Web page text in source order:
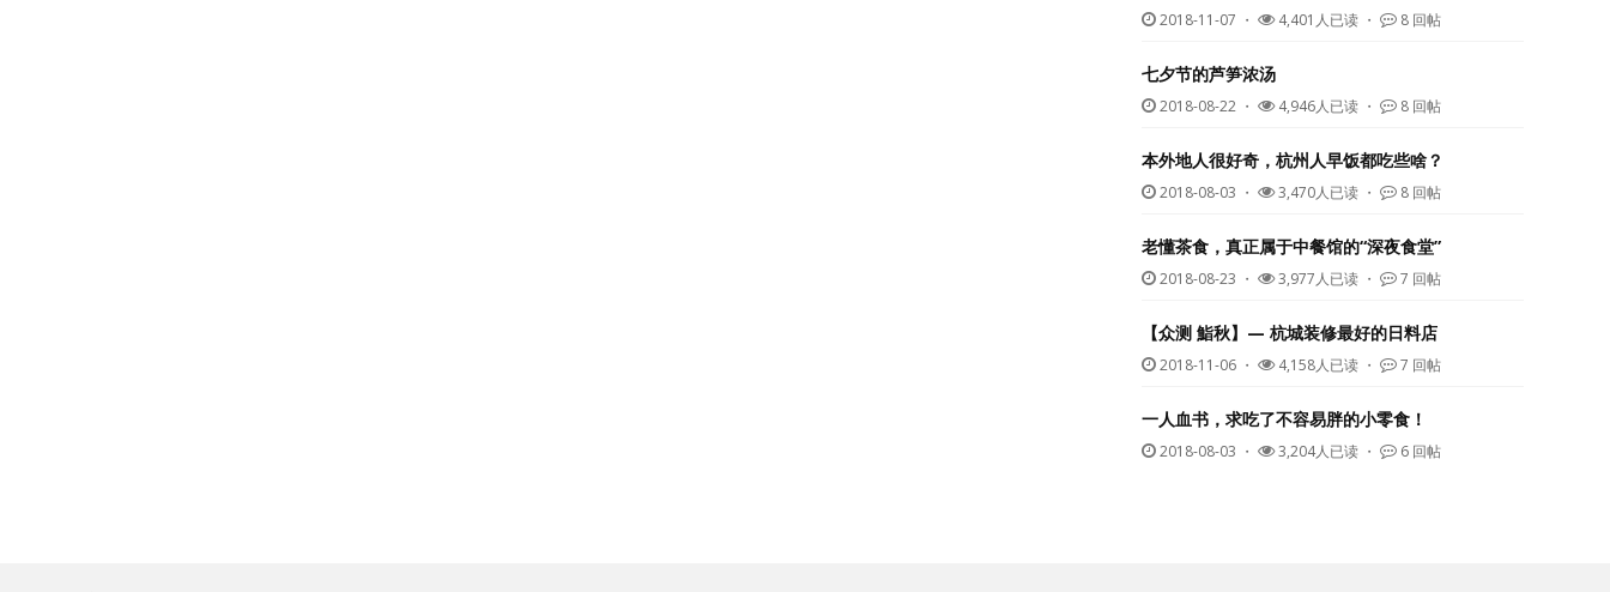
2018-11-07 ・ 4,401人已读 ・ 8 回帖
七夕节的芦笋浓汤
2018-08-22 ・ 4,946人已读 ・ 8 回帖
本外地人很好奇，杭州人早饭都吃些啥？
2018-08-03 ・ 3,470人已读 ・ 8 回帖
老懂茶食，真正属于中餐馆的“深夜食堂”
2018-08-23 ・ 3,977人已读 ・ 7 回帖
【众测 鮨秋】— 杭城装修最好的日料店
2018-11-06 ・ 4,158人已读 ・ 7 回帖
一人血书，求吃了不容易胖的小零食！
2018-08-03 ・ 3,204人已读 ・ 6 回帖